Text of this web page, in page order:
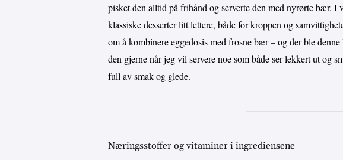
pisket den alltid på frihånd og serverte den med nyrørte bær. I
klassiske desserter litt lettere, både for kroppen og
om å kombinere eggedosis med frosne bær – og der ble
den gjerne når jeg vil servere noe som både ser lekkert ut og
full av smak og glede.
Næringsstoffer og vitaminer i ingrediensene